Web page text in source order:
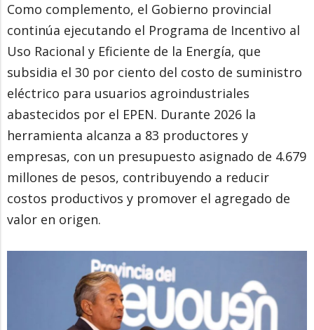
Como complemento, el Gobierno provincial
continúa ejecutando el Programa de Incentivo al
Uso Racional y Eficiente de la Energía, que
subsidia el 30 por ciento del costo de suministro
eléctrico para usuarios agroindustriales
abastecidos por el EPEN. Durante 2026 la
herramienta alcanza a 83 productores y
empresas, con un presupuesto asignado de 4.679
millones de pesos, contribuyendo a reducir
costos productivos y promover el agregado de
valor en origen.